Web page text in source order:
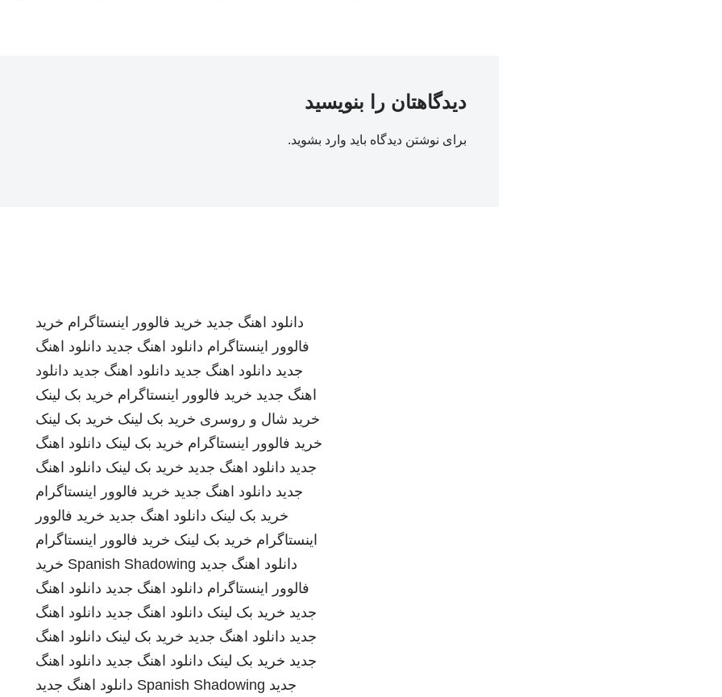
دیدگاهتان را بنویسید
برای نوشتن دیدگاه باید وارد بشوید.
دانلود اهنگ جدید خرید فالوور اینستاگرام خرید
فالوور اینستاگرام دانلود اهنگ جدید دانلود اهنگ
جدید دانلود اهنگ جدید دانلود اهنگ جدید دانلود
اهنگ جدید خرید فالوور اینستاگرام خرید بک لینک
خرید شال و روسری خرید بک لینک خرید بک لینک
خرید فالوور اینستاگرام خرید بک لینک دانلود اهنگ
جدید دانلود اهنگ جدید خرید بک لینک دانلود اهنگ
جدید دانلود اهنگ جدید خرید فالوور اینستاگرام
خرید بک لینک دانلود اهنگ جدید خرید فالوور
اینستاگرام خرید بک لینک خرید فالوور اینستاگرام
دانلود اهنگ جدید Spanish Shadowing خرید
فالوور اینستاگرام دانلود اهنگ جدید دانلود اهنگ
جدید خرید بک لینک دانلود اهنگ جدید دانلود اهنگ
جدید دانلود اهنگ جدید خرید بک لینک دانلود اهنگ
جدید خرید بک لینک دانلود اهنگ جدید دانلود اهنگ
جدید Spanish Shadowing دانلود اهنگ جدید